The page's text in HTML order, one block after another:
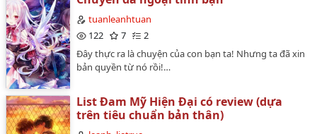
tuanleanhtuan
122
7
2
Đây thực ra là chuyện của con bạn ta! Nhưng ta đã xin
bản quyền từ nó rồi!…
List Đam Mỹ Hiện Đại có review (dựa
trên tiêu chuẩn bản thân)